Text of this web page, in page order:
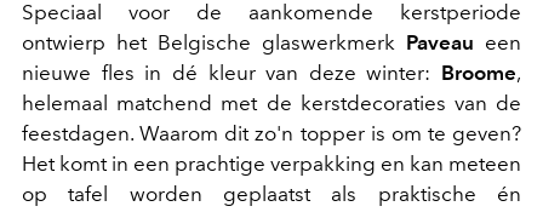
Speciaal voor de aankomende kerstperiode
ontwierp het Belgische glaswerkmerk Paveau een
nieuwe fles in dé kleur van deze winter: Broome,
helemaal matchend met de kerstdecoraties van de
feestdagen. Waarom dit zo'n topper is om te geven?
Het komt in een prachtige verpakking en kan meteen
op tafel worden geplaatst als praktische én